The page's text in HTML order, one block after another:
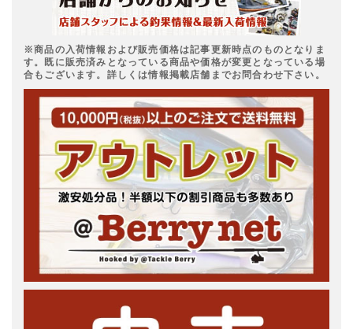
※商品の入荷情報および販売価格は記事更新時点のものとなりま
す。既に販売済みとなっている商品や価格が変更となっている場
合もございます。詳しくは情報掲載店舗までお問合わせ下さい。